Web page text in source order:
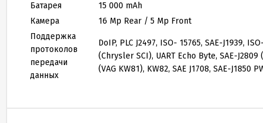
Батарея
15 000 mAh
Камера
16 Mp Rear / 5 Mp Front
Поддержка
протоколов
передачи
данных
DoIP, PLC J2497, ISO- 15765, SAE-J1939,
(Chrysler SCI), UART Echo Byte, SAE-J2809
(VAG KW81), KW82, SAE J1708, SAE-J1850